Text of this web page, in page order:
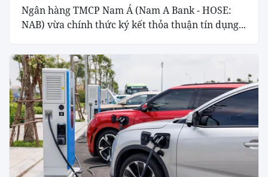
Ngân hàng TMCP Nam Á (Nam A Bank - HOSE:
NAB) vừa chính thức ký kết thỏa thuận tín dụng...